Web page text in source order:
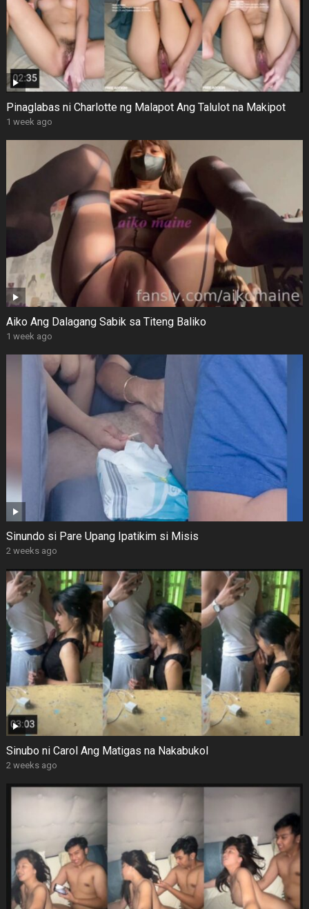
Pinaglabas ni Charlotte ng Malapot Ang Talulot na Makipot
1 week ago
Aiko Ang Dalagang Sabik sa Titeng Baliko
1 week ago
Sinundo si Pare Upang Ipatikim si Misis
2 weeks ago
Sinubo ni Carol Ang Matigas na Nakabukol
2 weeks ago